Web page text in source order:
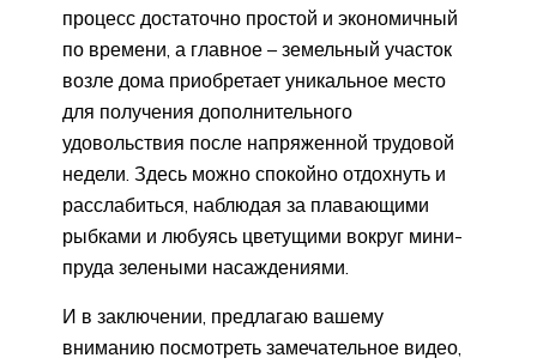
процесс достаточно простой и экономичный
по времени, а главное – земельный участок
возле дома приобретает уникальное место
для получения дополнительного
удовольствия после напряженной трудовой
недели. Здесь можно спокойно отдохнуть и
расслабиться, наблюдая за плавающими
рыбками и любуясь цветущими вокруг мини-
пруда зелеными насаждениями.
И в заключении, предлагаю вашему
вниманию посмотреть замечательное видео,